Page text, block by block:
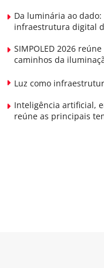
Da luminária ao
infraestrutura digital
SIMPOLED 2026
caminhos da
Luz como
Inteligência artificial,
reúne as principais